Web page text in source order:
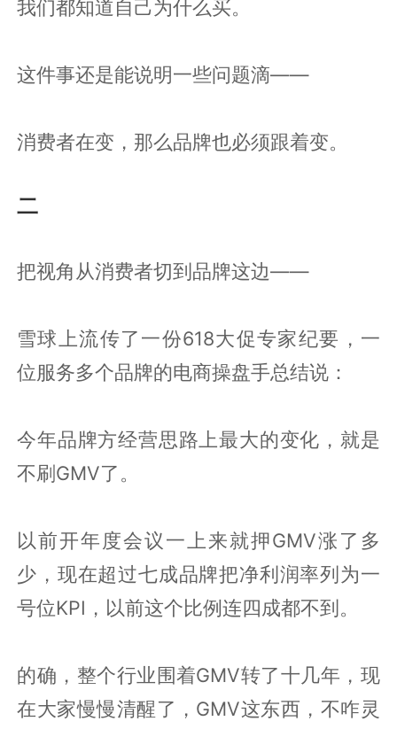
我们都知道自己为什么买。
这件事还是能说明一些问题滴——
消费者在变，那么品牌也必须跟着变。
二
把视角从消费者切到品牌这边——
雪球上流传了一份618大促专家纪要，一
位服务多个品牌的电商操盘手总结说：
今年品牌方经营思路上最大的变化，就是
不刷GMV了。
以前开年度会议一上来就押GMV涨了多
少，现在超过七成品牌把净利润率列为一
号位KPI，以前这个比例连四成都不到。
的确，整个行业围着GMV转了十几年，现
在大家慢慢清醒了，GMV这东西，不咋灵